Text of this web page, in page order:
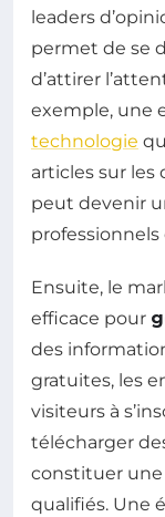
leaders
permet de se
d’attirer
exemple, une
technologie
articles sur
peut devenir
Ensuite, le
efficace pour
des
gratuites, les
visiteurs à
télécharger
constituer une
qualifiés. Une